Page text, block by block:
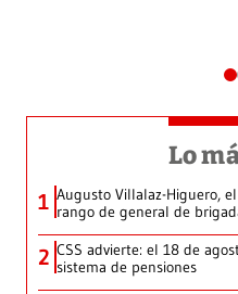
Lo
1 Augusto Villalaz-Higuero,
rango de general de
2 CSS advierte: el 18 de
sistema de pensiones